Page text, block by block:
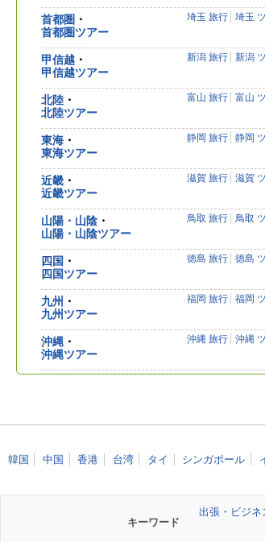
首都圏 ・
首都圏ツアー
埼玉 旅行 埼玉
甲信越 ・
甲信越ツアー
新潟 旅行 新潟
北陸 ・
北陸ツアー
富山 旅行 富山
東海 ・
東海ツアー
静岡 旅行 静岡
近畿 ・
近畿ツアー
滋賀 旅行 滋賀
山陽・山陰 ・
山陽・山陰ツアー
鳥取 旅行 鳥取
四国 ・
四国ツアー
徳島 旅行 徳島
九州 ・
九州ツアー
福岡 旅行 福岡
沖縄 ・
沖縄ツアー
沖縄 旅行 沖縄
韓国
中国 香港 台湾 タイ シンガポール
キーワード
出張・ビジネ